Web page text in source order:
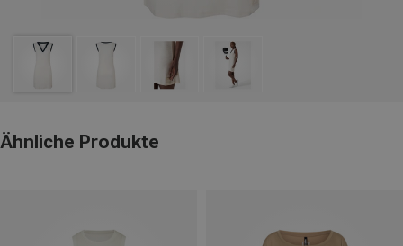
Ähnliche Produkte